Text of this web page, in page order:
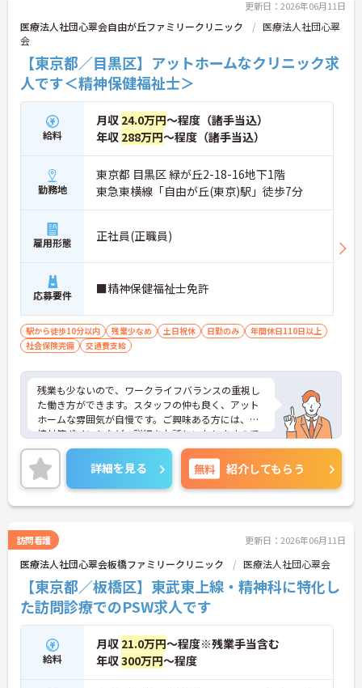
更新日：2026年06月11日
医療法人社団心翠会自由が丘ファミリークリニック
医療法人社団心翠
会
【東京都／目黒区】アットホームなクリニック求
人です＜精神保健福祉士＞
給料
月収 24.0万円～程度（諸手当込）
年収 288万円～程度（諸手当込）
勤務地
東京都 目黒区 緑が丘2-18-16地下1階
東急東横線「自由が丘(東京)駅」徒歩7分
雇用形態 正社員(正職員)
応募要件 ■精神保健福祉士免許
駅から徒歩10分以内 残業少なめ 土日祝休 日勤のみ
年間休日110日以上
社会保険完備
交通費支給
残業も少ないので、ワークライフバランスの重視し
た働き方ができます。スタッフの仲も良く、アット
ホームな雰囲気が自慢です。ご興味ある方には、面
接対策ポイントなど、詳細をお話しいたしますので
お気軽にご相談ください。
詳細を見る 無料 紹介してもらう
訪問看護 更新日：2026年06月11日
医療法人社団心翠会板橋ファミリークリニック 医療法人社団心翠会
【東京都／板橋区】東武東上線・精神科に特化し
た訪問診療でのPSW求人です
給料
月収 21.0万円～程度※残業手当含む
年収300万円～程度